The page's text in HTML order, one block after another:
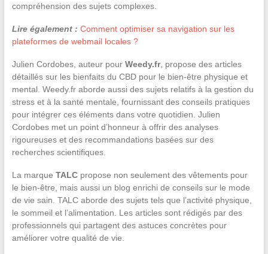
compréhension des sujets complexes.
Lire également : Comment optimiser sa navigation sur les
plateformes de webmail locales ?
Julien Cordobes, auteur pour Weedy.fr, propose des articles
détaillés sur les bienfaits du CBD pour le bien-être physique et
mental. Weedy.fr aborde aussi des sujets relatifs à la gestion du
stress et à la santé mentale, fournissant des conseils pratiques
pour intégrer ces éléments dans votre quotidien. Julien
Cordobes met un point d’honneur à offrir des analyses
rigoureuses et des recommandations basées sur des
recherches scientifiques.
La marque TALCpropose non seulement des vêtements pour
le bien-être, mais aussi un blog enrichi de conseils sur le mode
de vie sain. TALC aborde des sujets tels que l’activité physique,
le sommeil et l’alimentation. Les articles sont rédigés par des
professionnels qui partagent des astuces concrètes pour
améliorer votre qualité de vie.